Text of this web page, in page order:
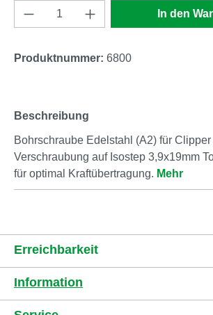
Produkt Anzahl: Gib den
In den
Produktnummer: 6800
Beschreibung
Bohrschraube Edelstahl (A2) für Clipper
Verschraubung auf Isostep 3,9x19mm
für optimal Kraftübertragung. Mehr
Erreichbarkeit
Information